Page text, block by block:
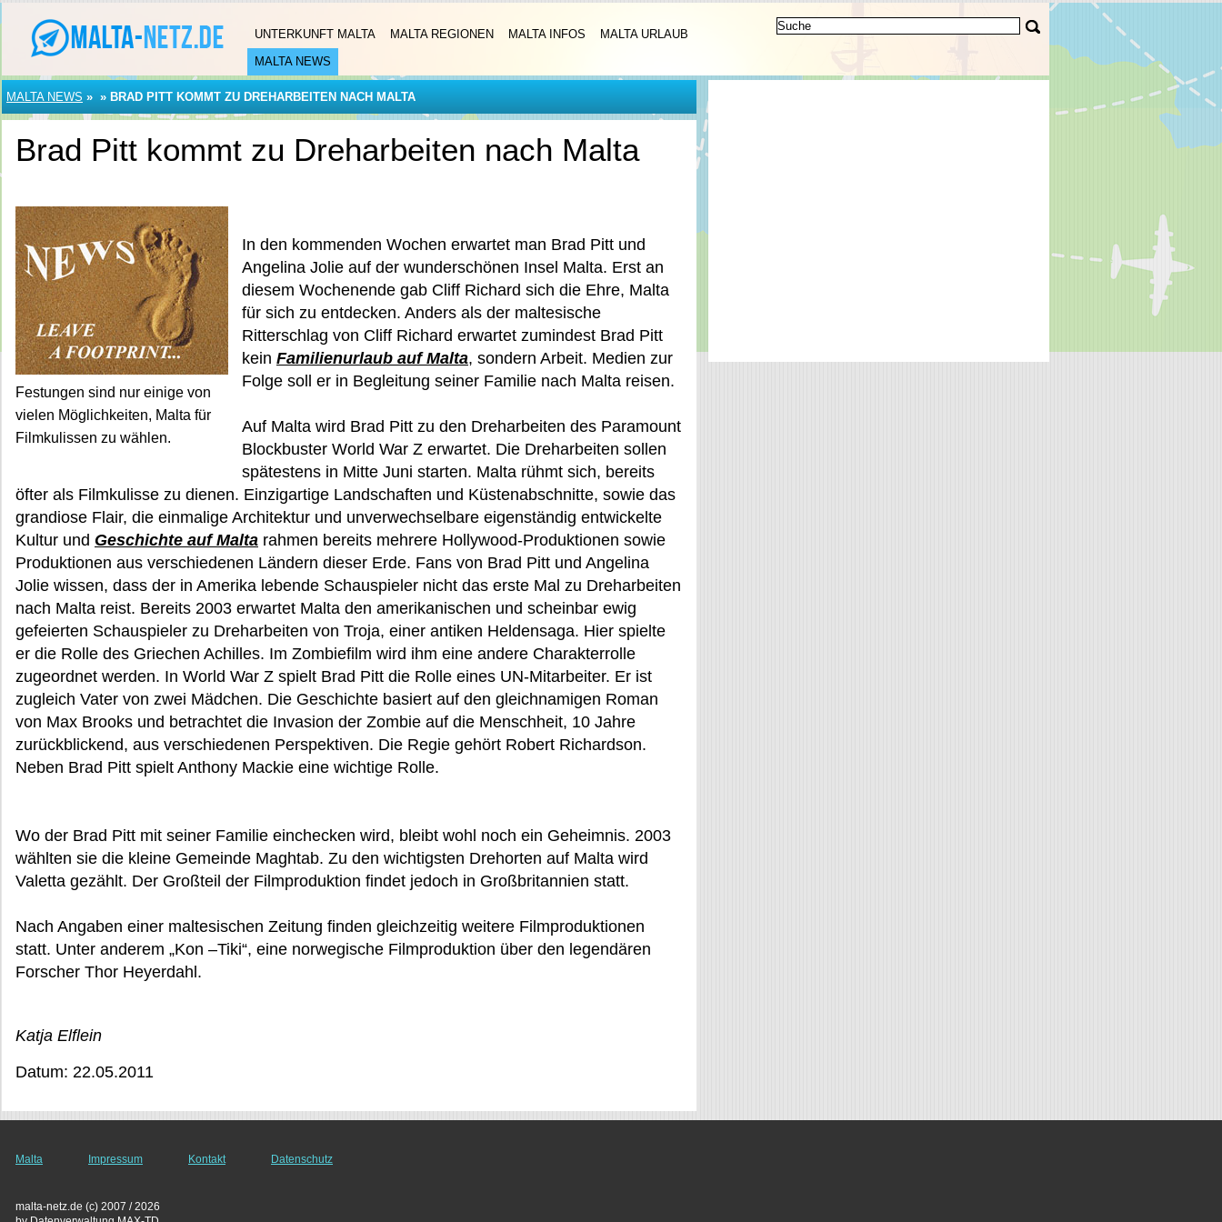
UNTERKUNFT MALTA MALTA REGIONEN MALTA INFOS
MALTA URLAUB
MALTA NEWS
MALTA NEWS » » BRAD PITT KOMMT ZU DREHARBEITEN NACH MALTA
Brad Pitt kommt zu Dreharbeiten nach Malta
Festungen sind nur einige von
vielen Möglichkeiten, Malta für
Filmkulissen zu wählen.
In den kommenden Wochen erwartet man Brad Pitt und
Angelina Jolie auf der wunderschönen Insel Malta. Erst an
diesem Wochenende gab Cliff Richard sich die Ehre, Malta
für sich zu entdecken. Anders als der maltesische
Ritterschlag von Cliff Richard erwartet zumindest Brad Pitt
kein Familienurlaub auf Malta, sondern Arbeit. Medien zur
Folge soll er in Begleitung seiner Familie nach Malta reisen.
Auf Malta wird Brad Pitt zu den Dreharbeiten des Paramount
Blockbuster World War Z erwartet. Die Dreharbeiten sollen
spätestens in Mitte Juni starten. Malta rühmt sich, bereits
öfter als Filmkulisse zu dienen. Einzigartige Landschaften und Küstenabschnitte, sowie das
grandiose Flair, die einmalige Architektur und unverwechselbare eigenständig entwickelte
Kultur und Geschichte auf Malta rahmen bereits mehrere Hollywood-Produktionen sowie
Produktionen aus verschiedenen Ländern dieser Erde. Fans von Brad Pitt und Angelina
Jolie wissen, dass der in Amerika lebende Schauspieler nicht das erste Mal zu Dreharbeiten
nach Malta reist. Bereits 2003 erwartet Malta den amerikanischen und scheinbar ewig
gefeierten Schauspieler zu Dreharbeiten von Troja, einer antiken Heldensaga. Hier spielte
er die Rolle des Griechen Achilles. Im Zombiefilm wird ihm eine andere Charakterrolle
zugeordnet werden. In World War Z spielt Brad Pitt die Rolle eines UN-Mitarbeiter. Er ist
zugleich Vater von zwei Mädchen. Die Geschichte basiert auf den gleichnamigen Roman
von Max Brooks und betrachtet die Invasion der Zombie auf die Menschheit, 10 Jahre
zurückblickend, aus verschiedenen Perspektiven. Die Regie gehört Robert Richardson.
Neben Brad Pitt spielt Anthony Mackie eine wichtige Rolle.
Wo der Brad Pitt mit seiner Familie einchecken wird, bleibt wohl noch ein Geheimnis. 2003
wählten sie die kleine Gemeinde Maghtab. Zu den wichtigsten Drehorten auf Malta wird
Valetta gezählt. Der Großteil der Filmproduktion findet jedoch in Großbritannien statt.
Nach Angaben einer maltesischen Zeitung finden gleichzeitig weitere Filmproduktionen
statt. Unter anderem „Kon –Tiki“, eine norwegische Filmproduktion über den legendären
Forscher Thor Heyerdahl.
Katja Elflein
Datum: 22.05.2011
Malta Impressum Kontakt Datenschutz
malta-netz.de (c) 2007 / 2026